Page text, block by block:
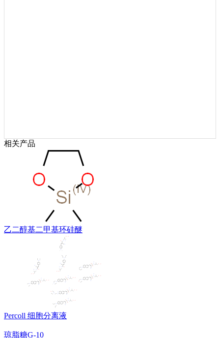
相关产品
乙二醇基二甲基环硅醚
Percoll 细胞分离液
琼脂糖G-10